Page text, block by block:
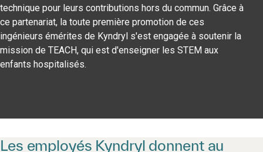
technique pour leurs contributions hors du commun. Grâce à
ce partenariat, la toute première promotion de ces
ingénieurs émérites de Kyndryl s'est engagée à soutenir la
mission de TEACH, qui est d'enseigner les STEM aux
enfants hospitalisés.
Les employés Kyndryl donnent au